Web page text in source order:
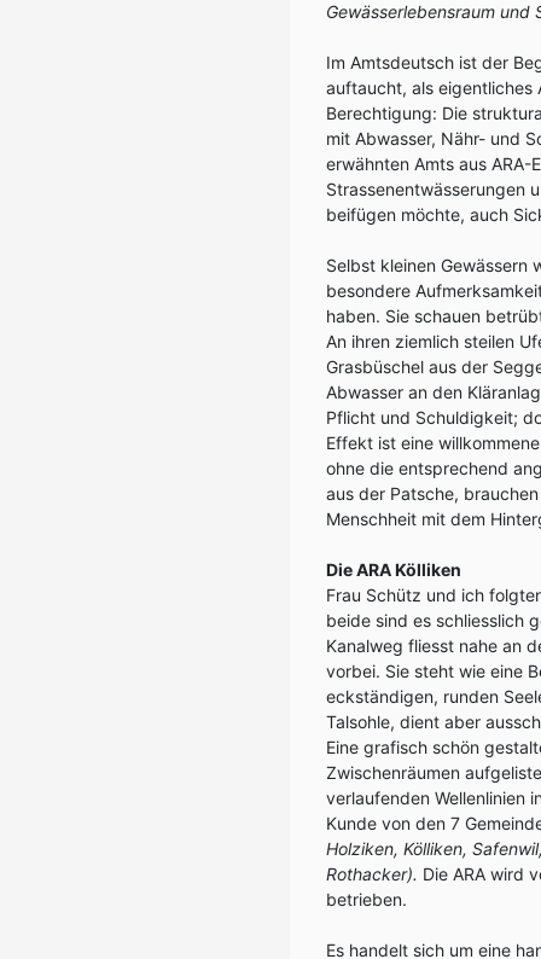
Gewässerlebensraum und
Im Amtsdeutsch ist der
auftaucht, als eigentliches
Berechtigung: Die
mit Abwasser, Nähr- und
erwähnten Amts aus ARA-
Strassenentwässerungen
beifügen möchte, auch
Selbst kleinen Gewässern
besondere
haben. Sie schauen
An ihren ziemlich steilen
Grasbüschel aus der
Abwasser an den
Pflicht und Schuldigkeit;
Effekt ist eine
ohne die entsprechend
aus der Patsche,
Menschheit mit dem
Die ARA Kölliken
Frau Schütz und ich
beide sind es schliesslich
Kanalweg fliesst nahe an
vorbei. Sie steht wie eine
eckständigen, runden
Talsohle, dient aber
Eine grafisch schön
Zwischenräumen
verlaufenden Wellenlinien
Kunde von den 7
Holziken, Kölliken,
Rothacker). Die ARA wird
betrieben.
Es handelt sich um eine